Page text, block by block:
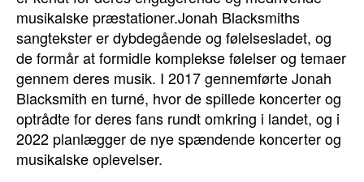
musikalske præstationer.Jonah Blacksmiths
sangtekster er dybdegående og følelsesladet, og
de formår at formidle komplekse følelser og temaer
gennem deres musik. I 2017 gennemførte Jonah
Blacksmith en turné, hvor de spillede koncerter og
optrådte for deres fans rundt omkring i landet, og i
2022 planlægger de nye spændende koncerter og
musikalske oplevelser.